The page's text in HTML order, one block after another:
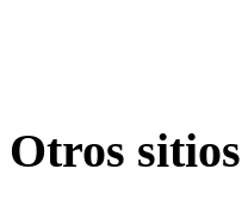
Otros sitios